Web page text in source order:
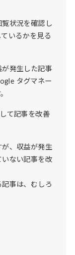
状況を確認し
いるかを見る
発生した記事
タグマネー
て記事を改善
、収益が発生
いない記事を改
記事は、むしろ